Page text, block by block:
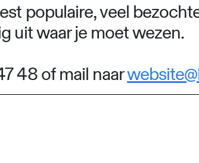
populaire, veel
uit waar je moet wezen.
48 of mail naar